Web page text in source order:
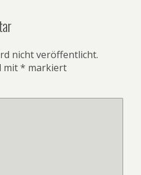
nicht veröffentlicht.
mit* markiert